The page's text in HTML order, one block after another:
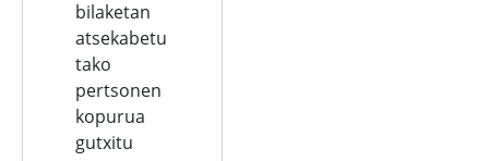
bilaketan
atsekabetu
tako
pertsonen
kopurua
gutxitu